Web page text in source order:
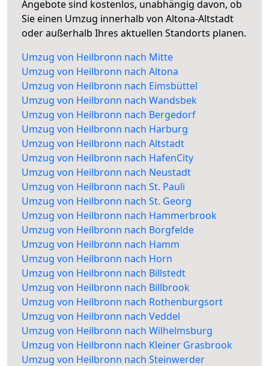
Angebote sind kostenlos, unabhängig davon, ob
Sie einen Umzug innerhalb von Altona-Altstadt
oder außerhalb Ihres aktuellen Standorts planen.
Umzug von Heilbronn nach Mitte
Umzug von Heilbronn nach Altona
Umzug von Heilbronn nach Eimsbüttel
Umzug von Heilbronn nach Wandsbek
Umzug von Heilbronn nach Bergedorf
Umzug von Heilbronn nach Harburg
Umzug von Heilbronn nach Altstadt
Umzug von Heilbronn nach HafenCity
Umzug von Heilbronn nach Neustadt
Umzug von Heilbronn nach St. Pauli
Umzug von Heilbronn nach St. Georg
Umzug von Heilbronn nach Hammerbrook
Umzug von Heilbronn nach Borgfelde
Umzug von Heilbronn nach Hamm
Umzug von Heilbronn nach Horn
Umzug von Heilbronn nach Billstedt
Umzug von Heilbronn nach Billbrook
Umzug von Heilbronn nach Rothenburgsort
Umzug von Heilbronn nach Veddel
Umzug von Heilbronn nach Wilhelmsburg
Umzug von Heilbronn nach Kleiner Grasbrook
Umzug von Heilbronn nach Steinwerder